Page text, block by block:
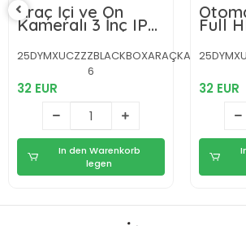
Araç İçi ve Ön
Kameralı 3 İnç IPS
Ekranlı Full HD
Güvenlik Kamerası
25DYMXUCZZZBLACKBOXARAÇKAMERASI-
6
32 EUR
In den Warenkorb
legen
Full
32 EUR